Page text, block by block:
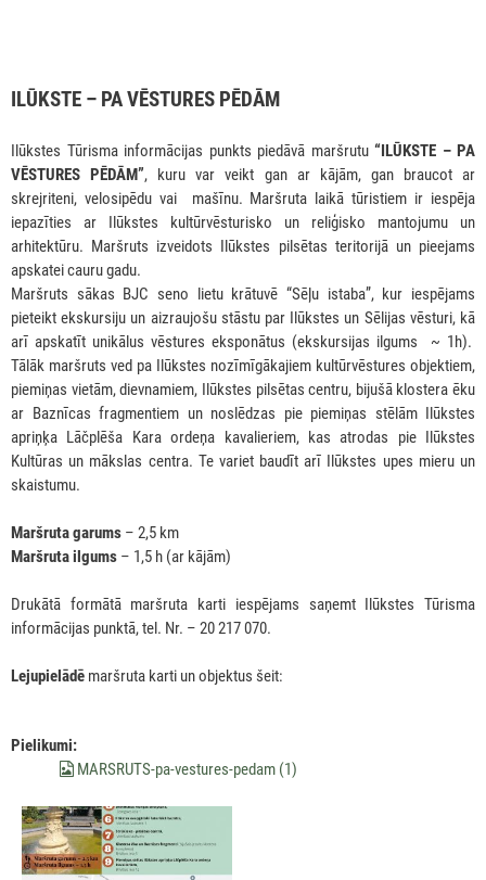
ILŪKSTE – PA VĒSTURES PĒDĀM
Ilūkstes Tūrisma informācijas punkts piedāvā maršrutu “ILŪKSTE – PA
VĒSTURES PĒDĀM”, kuru var veikt gan ar kājām, gan braucot ar
skrejriteni, velosipēdu vai mašīnu. Maršruta laikā tūristiem ir iespēja
iepazīties ar Ilūkstes kultūrvēsturisko un reliģisko mantojumu un
arhitektūru. Maršruts izveidots Ilūkstes pilsētas teritorijā un pieejams
apskatei cauru gadu.
Maršruts sākas BJC seno lietu krātuvē “Sēļu istaba”, kur iespējams
pieteikt ekskursiju un aizraujošu stāstu par Ilūkstes un Sēlijas vēsturi, kā
arī apskatīt unikālus vēstures eksponātus (ekskursijas ilgums ~ 1h).
Tālāk maršruts ved pa Ilūkstes nozīmīgākajiem kultūrvēstures objektiem,
piemiņas vietām, dievnamiem, Ilūkstes pilsētas centru, bijušā klostera ēku
ar Baznīcas fragmentiem un noslēdzas pie piemiņas stēlām Ilūkstes
apriņķa Lāčplēša Kara ordeņa kavalieriem, kas atrodas pie Ilūkstes
Kultūras un mākslas centra. Te variet baudīt arī Ilūkstes upes mieru un
skaistumu.
Maršruta garums – 2,5 km
Maršruta ilgums – 1,5 h (ar kājām)
Drukātā formātā maršruta karti iespējams saņemt Ilūkstes Tūrisma
informācijas punktā, tel. Nr. – 20 217 070.
Lejupielādē maršruta karti un objektus šeit:
Pielikumi:
MARSRUTS-pa-vestures-pedam (1)